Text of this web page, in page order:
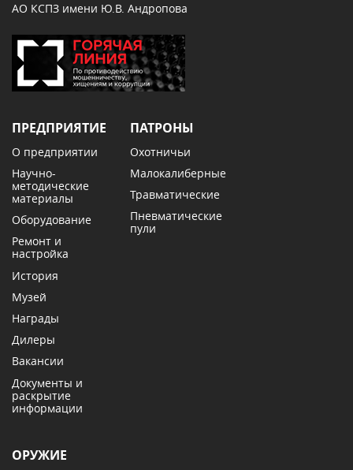
АО КСПЗ имени Ю.В. Андропова
ПРЕДПРИЯТИЕ
О предприятии
Научно-
методические
материалы
Оборудование
Ремонт и
настройка
История
Музей
Награды
Дилеры
Вакансии
Документы и
раскрытие
информации
ПАТРОНЫ
Охотничьи
Малокалиберные
Травматические
Пневматические
пули
ОРУЖИЕ